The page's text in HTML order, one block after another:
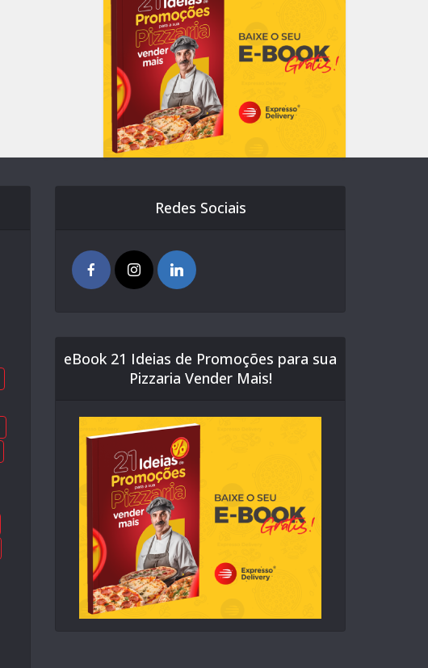
Redes Sociais
eBook 21 Ideias de Promoções para sua
Pizzaria Vender Mais!